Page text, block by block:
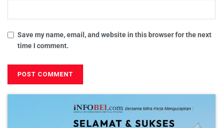
Save my name, email, and website in this browser for the next
time I comment.